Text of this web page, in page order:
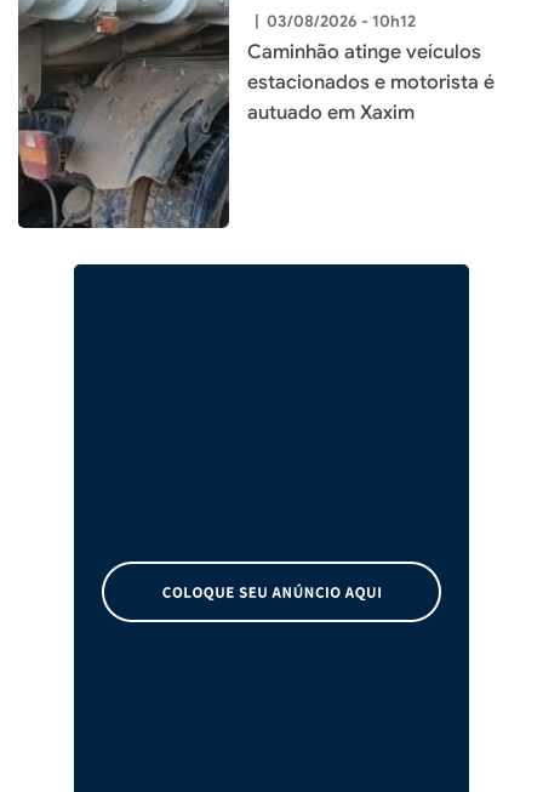
| 03/08/2026 - 10h12
Caminhão atinge veículos
estacionados e motorista é
autuado em Xaxim